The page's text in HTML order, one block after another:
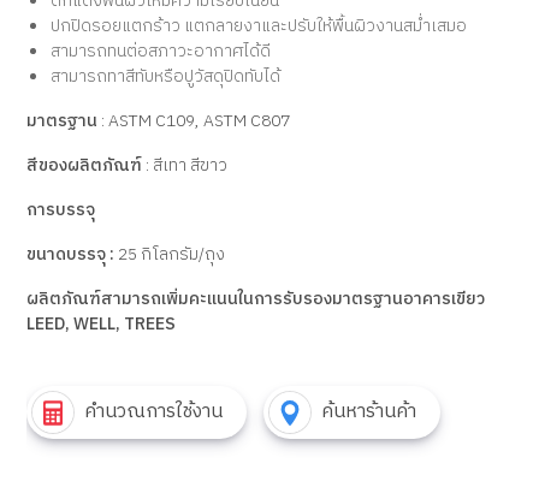
ปกปิดรอยแตกร้าว แตกลายงาและปรับให้พื้นผิวงานสม่ำเสมอ
สามารถทนต่อสภาวะอากาศได้ดี
สามารถทาสีทับหรือปูวัสดุปิดทับได้
มาตรฐาน : ASTM C109, ASTM C807
สีของผลิตภัณฑ์: สีเทา สีขาว
การบรรจุ
ขนาดบรรจุ : 25 กิโลกรัม/ถุง
ผลิตภัณฑ์สามารถเพิ่มคะแนนในการรับรองมาตรฐานอาคารเขียว
LEED, WELL, TREES
คำนวณการใช้งาน ค้นหาร้านค้า